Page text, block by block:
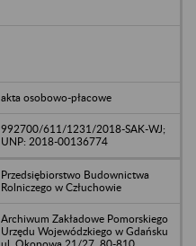
akta osobowo-płacowe
992700/611/1231/2018-SAK-WJ;
UNP: 2018-00136774
Przedsiębiorstwo Budownictwa
Rolniczego w Człuchowie
Archiwum Zakładowe Pomorskiego
Urzędu Wojewódzkiego w Gdańsku